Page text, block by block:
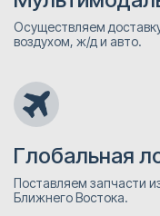
Осуществляем
воздухом, ж/д и авто.
Глобальная
Поставляем запчасти
Ближнего Востока.